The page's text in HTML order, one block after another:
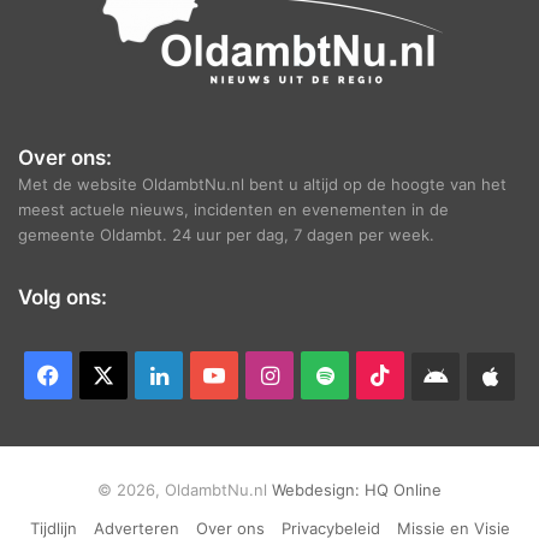
Over ons:
Met de website OldambtNu.nl bent u altijd op de hoogte van het
meest actuele nieuws, incidenten en evenementen in de
gemeente Oldambt. 24 uur per dag, 7 dagen per week.
Volg ons:
Facebook LinkedInYouTubeInstagram
Spotify TikTokAndroid
© 2026, OldambtNu.nl Webdesign: HQ Online
Tijdlijn
Adverteren Over ons Privacybeleid Missie en Visie